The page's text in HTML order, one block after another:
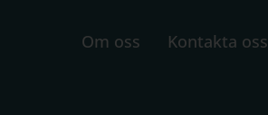
Om oss Kontakta oss